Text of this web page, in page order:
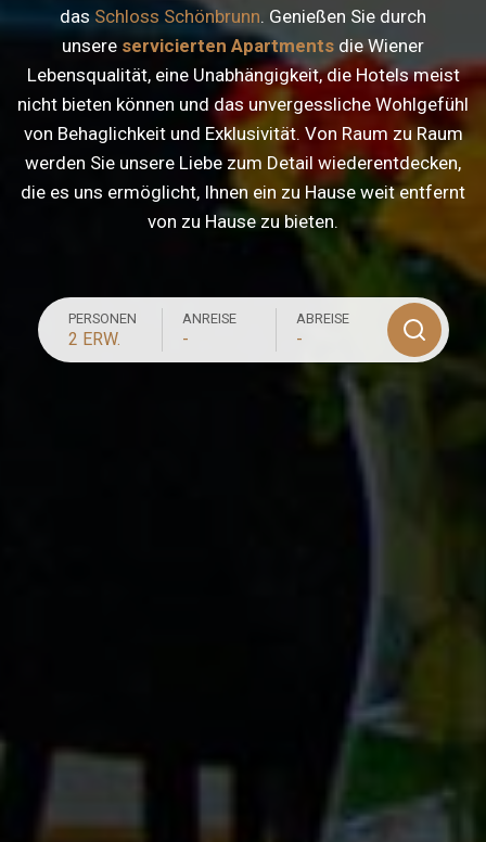
das Schloss Schönbrunn. Genießen Sie durch
unsere servicierten Apartments die Wiener
Lebensqualität, eine Unabhängigkeit, die Hotels meist
nicht bieten können und das unvergessliche Wohlgefühl
von Behaglichkeit und Exklusivität. Von Raum zu Raum
werden Sie unsere Liebe zum Detail wiederentdecken,
die es uns ermöglicht, Ihnen ein zu Hause weit entfernt
von zu Hause zu bieten.
PERSONEN
2 ERW.
ANREISE
-
ABREISE
-